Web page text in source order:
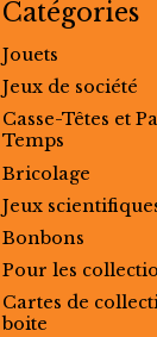
Catégories
Jouets
Jeux de société
Casse-Têtes et
Temps
Bricolage
Jeux
Bonbons
Pour les
Cartes de
boite